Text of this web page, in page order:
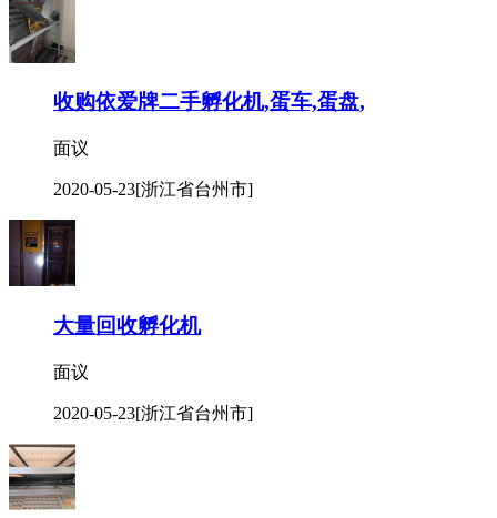
收购依爱牌二手孵化机,蛋车,蛋盘,
面议
2020-05-23[浙江省台州市]
大量回收孵化机
面议
2020-05-23[浙江省台州市]